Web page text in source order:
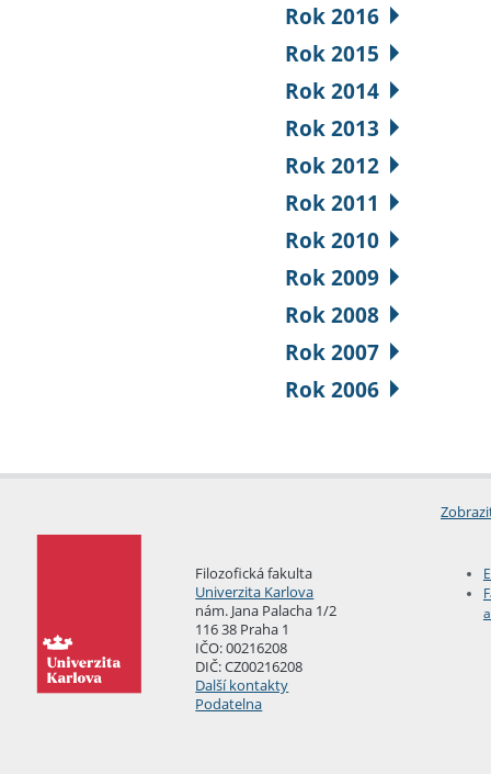
Rok 2016
Rok 2015
Rok 2014
Rok 2013
Rok 2012
Rok 2011
Rok 2010
Rok 2009
Rok 2008
Rok 2007
Rok 2006
Filozofická fakulta
Univerzita Karlova
nám. Jana Palacha 1/2
116 38 Praha 1
IČO: 00216208
DIČ: CZ00216208
Další kontakty
Podatelna